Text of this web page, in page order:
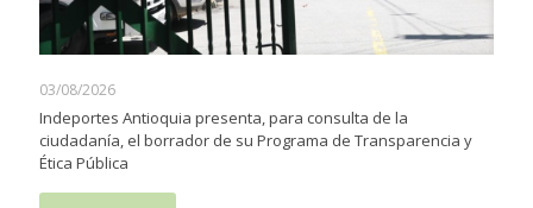
03/08/2026
Indeportes Antioquia presenta, para consulta de la
ciudadanía, el borrador de su Programa de Transparencia y
Ética Pública